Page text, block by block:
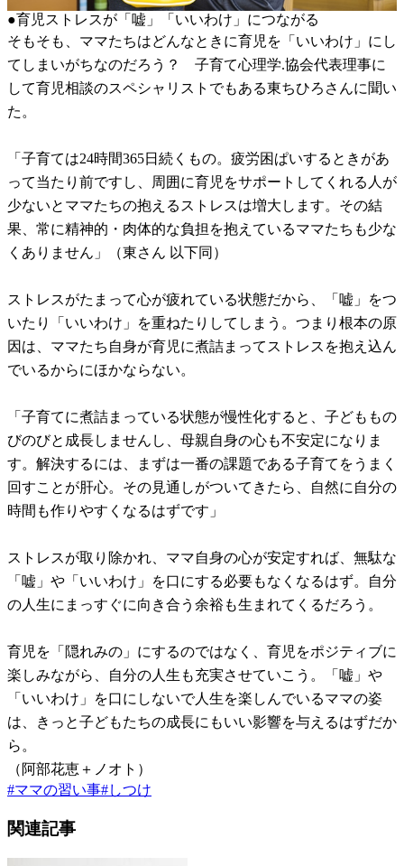
●育児ストレスが「嘘」「いいわけ」につながる
そもそも、ママたちはどんなときに育児を「いいわけ」にし
てしまいがちなのだろう？ 子育て心理学.協会代表理事に
して育児相談のスペシャリストでもある東ちひろさんに聞い
た。
「子育ては24時間365日続くもの。疲労困ぱいするときがあ
って当たり前ですし、周囲に育児をサポートしてくれる人が
少ないとママたちの抱えるストレスは増大します。その結
果、常に精神的・肉体的な負担を抱えているママたちも少な
くありません」（東さん 以下同）
ストレスがたまって心が疲れている状態だから、「嘘」をつ
いたり「いいわけ」を重ねたりしてしまう。つまり根本の原
因は、ママたち自身が育児に煮詰まってストレスを抱え込ん
でいるからにほかならない。
「子育てに煮詰まっている状態が慢性化すると、子どももの
びのびと成長しませんし、母親自身の心も不安定になりま
す。解決するには、まずは一番の課題である子育てをうまく
回すことが肝心。その見通しがついてきたら、自然に自分の
時間も作りやすくなるはずです」
ストレスが取り除かれ、ママ自身の心が安定すれば、無駄な
「嘘」や「いいわけ」を口にする必要もなくなるはず。自分
の人生にまっすぐに向き合う余裕も生まれてくるだろう。
育児を「隠れみの」にするのではなく、育児をポジティブに
楽しみながら、自分の人生も充実させていこう。「嘘」や
「いいわけ」を口にしないで人生を楽しんでいるママの姿
は、きっと子どもたちの成長にもいい影響を与えるはずだか
ら。
（阿部花恵＋ノオト）
#ママの習い事#しつけ
関連記事